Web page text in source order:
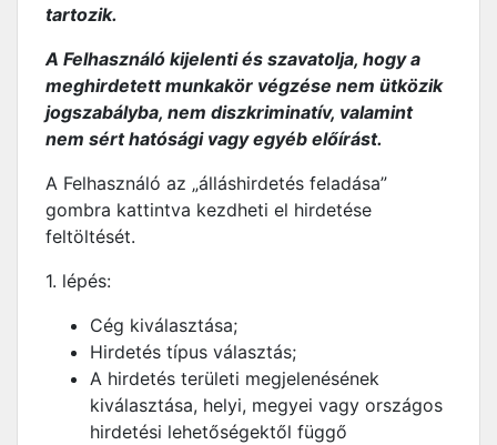
tartozik.
A Felhasználó kijelenti és szavatolja, hogy a
meghirdetett munkakör végzése nem ütközik
jogszabályba, nem diszkriminatív, valamint
nem sért hatósági vagy egyéb előírást.
A Felhasználó az „álláshirdetés feladása”
gombra kattintva kezdheti el hirdetése
feltöltését.
1. lépés:
Cég kiválasztása;
Hirdetés típus választás;
A hirdetés területi megjelenésének
kiválasztása, helyi, megyei vagy országos
hirdetési lehetőségektől függő